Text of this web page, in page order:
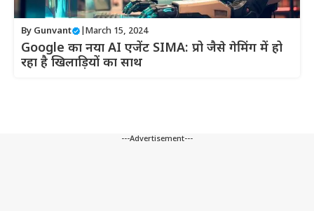
By Gunvant March 15, 2024
Google का नया AI एजेंट SIMA: प्रो जैसे गेमिंग में हो
रहा है खिलाड़ियों का साथ
---Advertisement---